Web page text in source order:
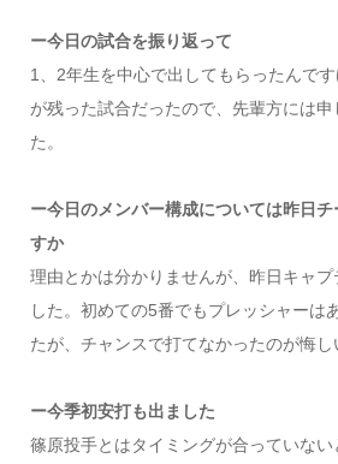
ー今日の試合を振り返って
1、2年生を中心で出してもらったんで
が残った試合だったので、先輩方には
た。
ー今日のメンバー構成については昨日
すか
理由とかは分かりませんが、昨日キャプ
した。初めての5番でもプレッシャーは
たが、チャンスで打てなかったのが悔
ー今季初安打も出ました
篠原投手とはタイミングが合っていない